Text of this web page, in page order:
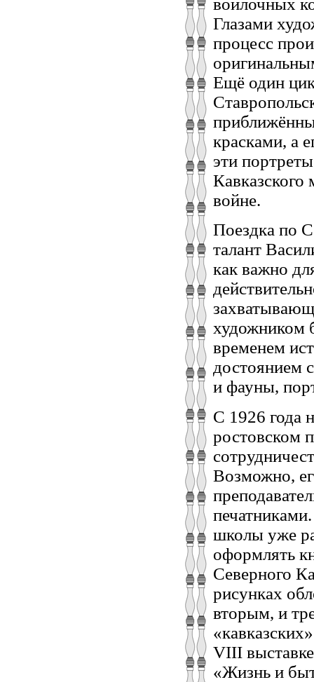
Глазами
процесс
Ещё один
красками, а
эти
войне.
Поездка по
талант
как важно
художником
временем
достоянием
и фауны,
С 1926 года
ростовском
Возможно,
школы уже
оформлять
Северного
рисунках
вторым, и
VIII
«Жизнь и